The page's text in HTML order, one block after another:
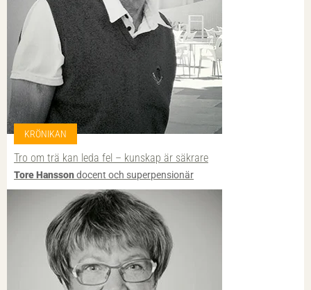
KRÖNIKAN
Tro om trä kan leda fel – kunskap är säkrare
Tore Hanssondocent och superpensionär